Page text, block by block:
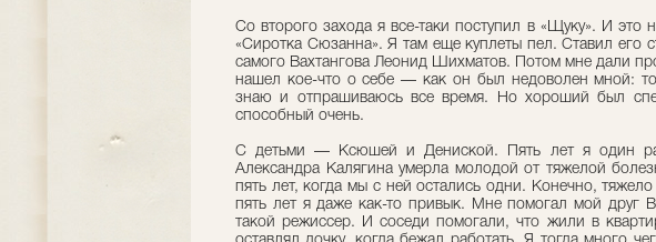
Со второго захода я все-таки поступил в «Щуку». И это
«Сиротка Сюзанна». Я там еще куплеты пел. Ставил его
самого Вахтангова Леонид Шихматов. Потом мне дали
нашел кое-что о себе — как он был недоволен мной: то
знаю и отпрашиваюсь все время. Но хороший был
способный очень.
С детьми — Ксюшей и Дениской. Пять лет я один
Александра Калягина умерла молодой от тяжелой
пять лет, когда мы с ней остались одни. Конечно,
пять лет я даже как-то привык. Мне помогал мой друг
такой режиссер. И соседи помогали, что жили в